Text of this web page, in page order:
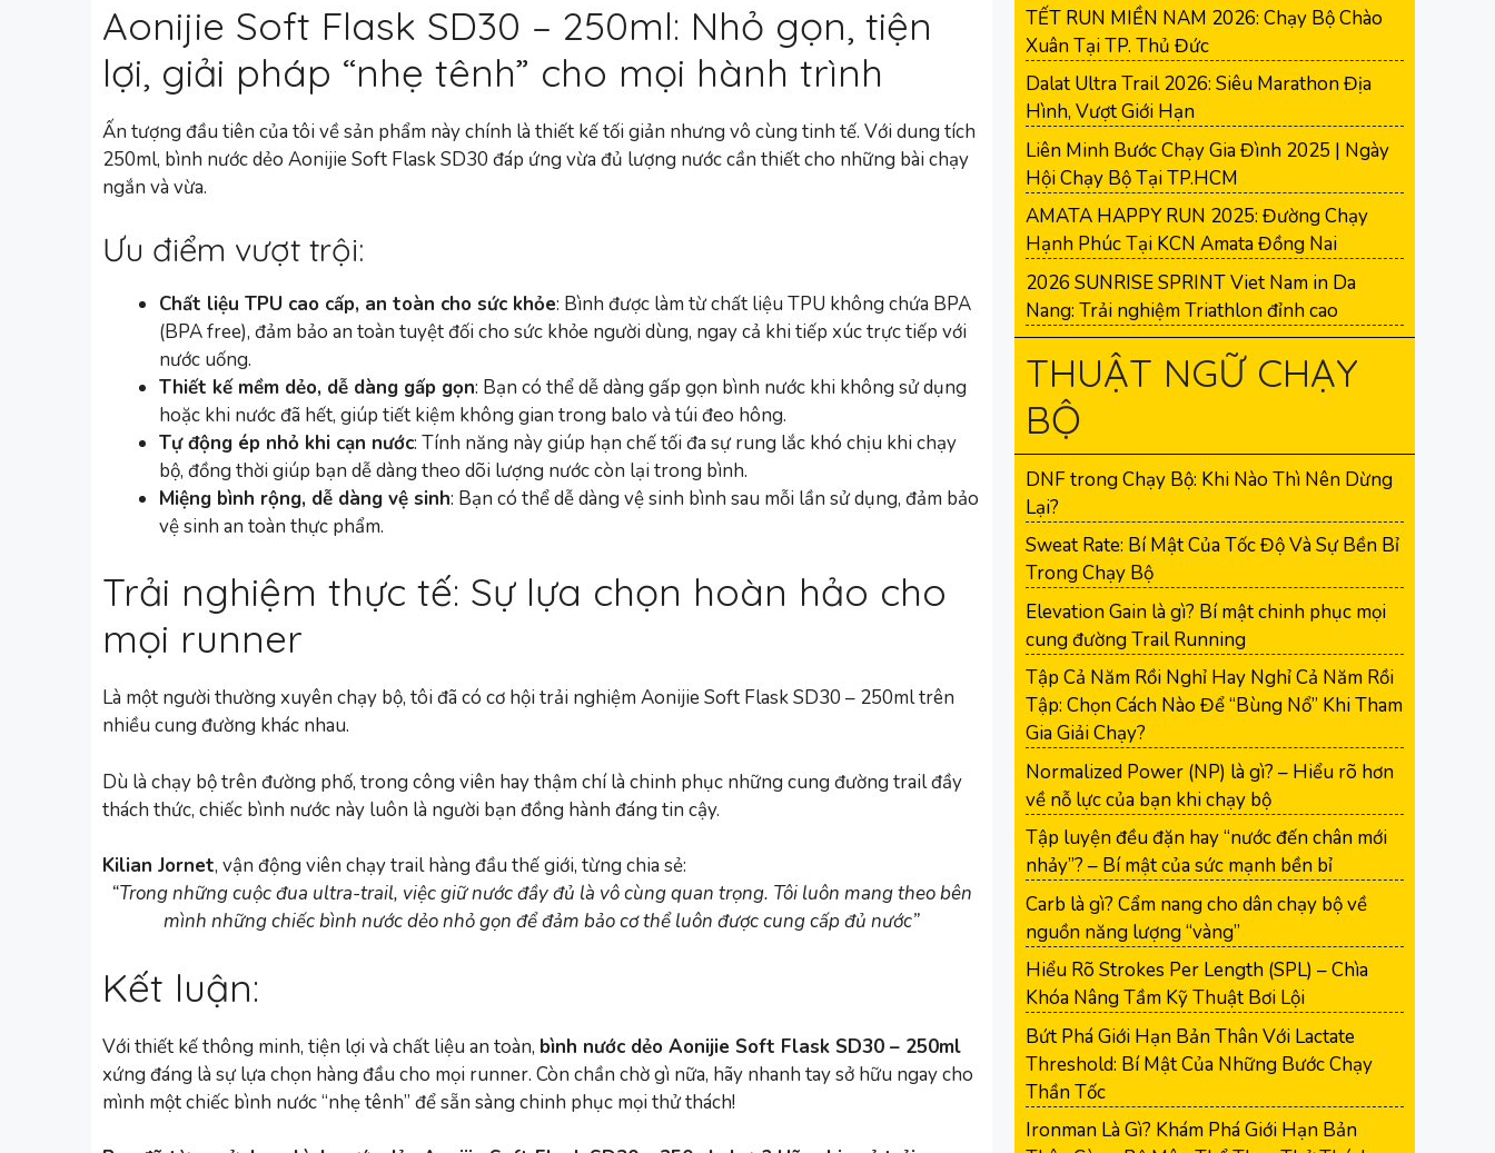
Aonijie Soft Flask SD30 – 250ml: Nhỏ gọn, tiện
lợi, giải pháp “nhẹ tênh” cho mọi hành trình
Ấn tượng đầu tiên của tôi về sản phẩm này chính là thiết kế tối giản nhưng vô cùng tinh tế. Với dung tích
250ml, bình nước dẻo Aonijie Soft Flask SD30 đáp ứng vừa đủ lượng nước cần thiết cho những bài chạy
ngắn và vừa.
Ưu điểm vượt trội:
Chất liệu TPU cao cấp, an toàn cho sức khỏe: Bình được làm từ chất liệu TPU không chứa BPA
(BPA free), đảm bảo an toàn tuyệt đối cho sức khỏe người dùng, ngay cả khi tiếp xúc trực tiếp với
nước uống.
Thiết kế mềm dẻo, dễ dàng gấp gọn: Bạn có thể dễ dàng gấp gọn bình nước khi không sử dụng
hoặc khi nước đã hết, giúp tiết kiệm không gian trong balo và túi đeo hông.
Tự động ép nhỏ khi cạn nước: Tính năng này giúp hạn chế tối đa sự rung lắc khó chịu khi chạy
bộ, đồng thời giúp bạn dễ dàng theo dõi lượng nước còn lại trong bình.
Miệng bình rộng, dễ dàng vệ sinh: Bạn có thể dễ dàng vệ sinh bình sau mỗi lần sử dụng, đảm bảo
vệ sinh an toàn thực phẩm.
Trải nghiệm thực tế: Sự lựa chọn hoàn hảo cho
mọi runner
Là một người thường xuyên chạy bộ, tôi đã có cơ hội trải nghiệm Aonijie Soft Flask SD30 – 250ml trên
nhiều cung đường khác nhau.
Dù là chạy bộ trên đường phố, trong công viên hay thậm chí là chinh phục những cung đường trail đầy
thách thức, chiếc bình nước này luôn là người bạn đồng hành đáng tin cậy.
Kilian Jornet, vận động viên chạy trail hàng đầu thế giới, từng chia sẻ:
“Trong những cuộc đua ultra-trail, việc giữ nước đầy đủ là vô cùng quan trọng. Tôi luôn mang theo bên
mình những chiếc bình nước dẻo nhỏ gọn để đảm bảo cơ thể luôn được cung cấp đủ nước”
Kết luận:
Với thiết kế thông minh, tiện lợi và chất liệu an toàn, bình nước dẻo Aonijie Soft Flask SD30 – 250ml
xứng đáng là sự lựa chọn hàng đầu cho mọi runner. Còn chần chờ gì nữa, hãy nhanh tay sở hữu ngay cho
mình một chiếc bình nước “nhẹ tênh” để sẵn sàng chinh phục mọi thử thách!
TẾT RUN MIỀN NAM 2026: Chạy Bộ Chào
Xuân Tại TP. Thủ Đức
Dalat Ultra Trail 2026: Siêu Marathon Địa
Hình, Vượt Giới Hạn
Liên Minh Bước Chạy Gia Đình 2025 | Ngày
Hội Chạy Bộ Tại TP.HCM
AMATA HAPPY RUN 2025: Đường Chạy
Hạnh Phúc Tại KCN Amata Đồng Nai
2026 SUNRISE SPRINT Viet Nam in Da
Nang: Trải nghiệm Triathlon đỉnh cao
THUẬT NGỮ CHẠY
BỘ
DNF trong Chạy Bộ: Khi Nào Thì Nên Dừng
Lại?
Sweat Rate: Bí Mật Của Tốc Độ Và Sự Bền Bỉ
Trong Chạy Bộ
Elevation Gain là gì? Bí mật chinh phục mọi
cung đường Trail Running
Tập Cả Năm Rồi Nghỉ Hay Nghỉ Cả Năm Rồi
Tập: Chọn Cách Nào Để “Bùng Nổ” Khi Tham
Gia Giải Chạy?
Normalized Power (NP) là gì? – Hiểu rõ hơn
về nỗ lực của bạn khi chạy bộ
Tập luyện đều đặn hay “nước đến chân mới
nhảy”? – Bí mật của sức mạnh bền bỉ
Carb là gì? Cẩm nang cho dân chạy bộ về
nguồn năng lượng “vàng”
Hiểu Rõ Strokes Per Length (SPL) – Chìa
Khóa Nâng Tầm Kỹ Thuật Bơi Lội
Bứt Phá Giới Hạn Bản Thân Với Lactate
Threshold: Bí Mật Của Những Bước Chạy
Thần Tốc
Ironman Là Gì? Khám Phá Giới Hạn Bản